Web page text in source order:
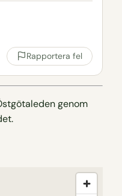
Rapportera fel
genom